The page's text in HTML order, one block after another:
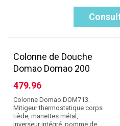
Colonne de Douche
Domao Domao 200
479.96
Colonne Domao DOM713.
Mitigeur thermostatique corps
tiède, manettes métal,
inverseur intégré. pomme de